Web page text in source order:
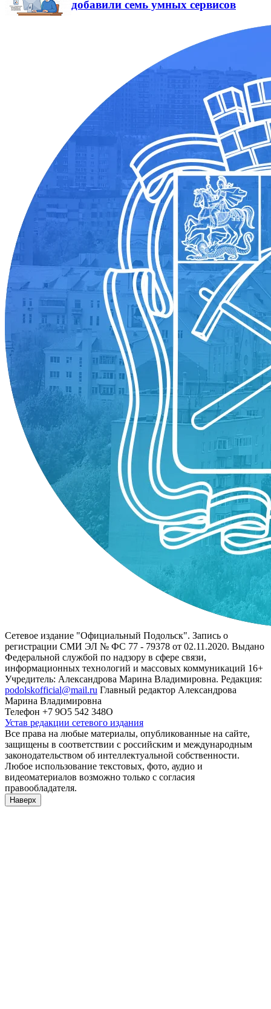
добавили семь умных сервисов
Сетевое издание "Официальный Подольск". Запись о
регистрации СМИ ЭЛ № ФС 77 - 79378 от 02.11.2020. Выдано
Федеральной службой по надзору в сфере связи,
информационных технологий и массовых коммуникаций 16+
Учредитель: Александрова Марина Владимировна. Редакция:
podolskofficial@mail.ru Главный редактор Александрова
Марина Владимировна
Телефон +7 9О5 542 348О
Устав редакции сетевого издания
Все права на любые материалы, опубликованные на сайте,
защищены в соответствии с российским и международным
законодательством об интеллектуальной собственности.
Любое использование текстовых, фото, аудио и
видеоматериалов возможно только с согласия
правообладателя.
Наверх